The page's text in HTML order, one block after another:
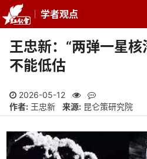
学者观点
王忠新：“两弹一星
不能低估
2026-05-12
作者: 王忠新 来源: 昆仑策研究院